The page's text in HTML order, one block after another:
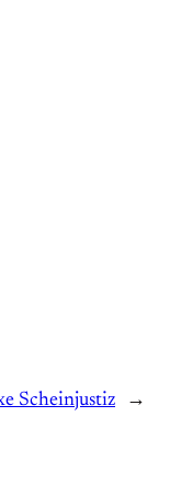
Scheinjustiz →